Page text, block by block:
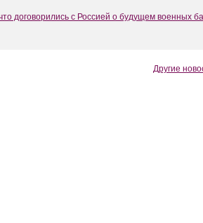
договорились с Россией о будущем военных
Другие